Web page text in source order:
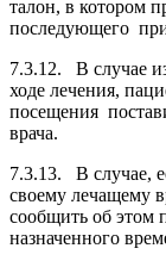
талон, в котором
последующего
7.3.12. В случае
ходе лечения,
посещения
врача.
7.3.13. В случае,
своему лечащему
сообщить об этом
назначенного